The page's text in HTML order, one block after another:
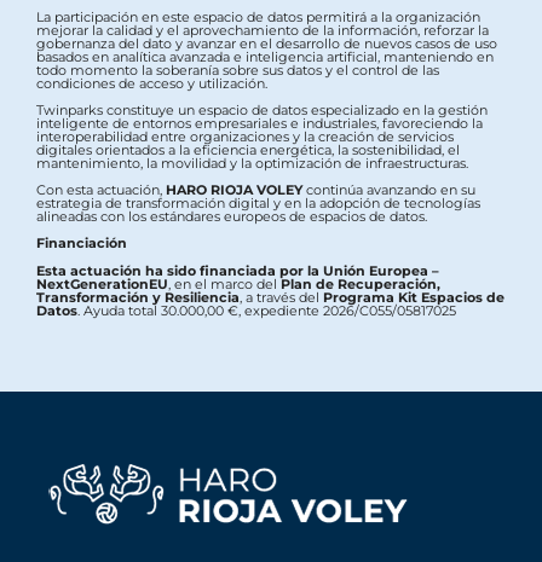
La participación en este espacio de datos permitirá a la organización
mejorar la calidad y el aprovechamiento de la información, reforzar la
gobernanza del dato y avanzar en el desarrollo de nuevos casos de uso
basados en analítica avanzada e inteligencia artificial, manteniendo en
todo momento la soberanía sobre sus datos y el control de las
condiciones de acceso y utilización.
Twinparks constituye un espacio de datos especializado en la gestión
inteligente de entornos empresariales e industriales, favoreciendo la
interoperabilidad entre organizaciones y la creación de servicios
digitales orientados a la eficiencia energética, la sostenibilidad, el
mantenimiento, la movilidad y la optimización de infraestructuras.
Con esta actuación, HARO RIOJA VOLEYcontinúa avanzando en su
estrategia de transformación digital y en la adopción de tecnologías
alineadas con los estándares europeos de espacios de datos.
Financiación
Esta actuación ha sido financiada por la Unión Europea –
NextGenerationEU , en el marco delPlan de Recuperación,
Transformación y Resiliencia , a través del Programa Kit Espacios de
Datos . Ayuda total 30.000,00 €, expediente 2026/C055/05817025